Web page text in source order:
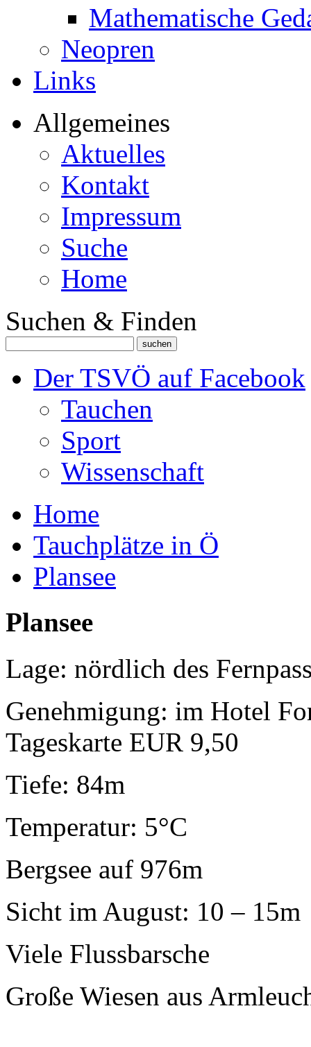
Mathematische
Neopren
Links
Allgemeines
Aktuelles
Kontakt
Impressum
Suche
Home
Suchen & Finden
Der TSVÖ auf Facebook
Tauchen
Sport
Wissenschaft
Home
Tauchplätze in Ö
Plansee
Plansee
Lage: nördlich des
Genehmigung: im Hotel
Tageskarte EUR 9,50
Tiefe: 84m
Temperatur: 5°C
Bergsee auf 976m
Sicht im August: 10 – 15m
Viele Flussbarsche
Große Wiesen aus